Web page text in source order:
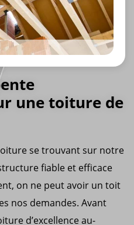
une toiture de
se trouvant sur notre
fiable et efficace
on ne peut avoir un toit
nos demandes. Avant
d’excellence au-